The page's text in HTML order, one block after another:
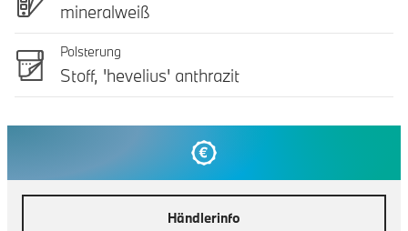
mineralweiß
Polsterung
Stoff, 'hevelius' anthrazit
Händlerinfo